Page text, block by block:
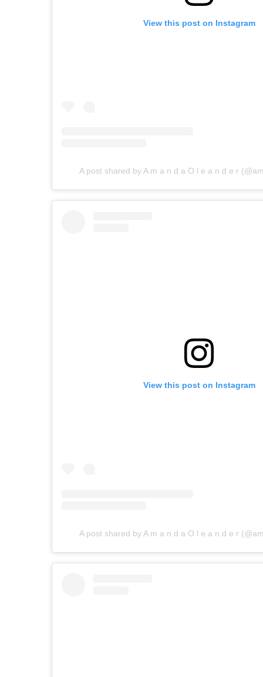
View this post on Instagram
A post shared by A m a n d a O l e a n d e r
View this post on Instagram
A post shared by A m a n d a O l e a n d e r